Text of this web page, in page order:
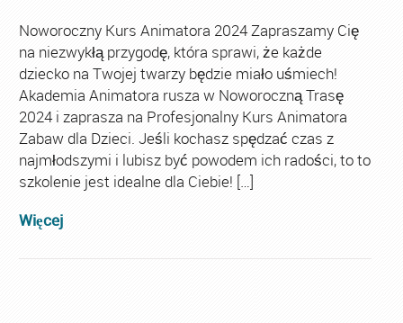
Noworoczny Kurs Animatora 2024 Zapraszamy Cię
na niezwykłą przygodę, która sprawi, że każde
dziecko na Twojej twarzy będzie miało uśmiech!
Akademia Animatora rusza w Noworoczną Trasę
2024 i zaprasza na Profesjonalny Kurs Animatora
Zabaw dla Dzieci. Jeśli kochasz spędzać czas z
najmłodszymi i lubisz być powodem ich radości, to to
szkolenie jest idealne dla Ciebie! […]
Więcej